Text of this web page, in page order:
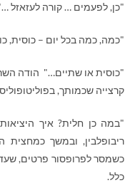
"כן, לפעמים … קורה לעזאזל
"כמה, כמה בכל יום – כוסית,
"כוסית או שתיים…" הודה
קרצייה שכמותך,
"במה כן חלית? איך
ריבופלבין, ובמשך
כשמסר לפרופסור פרטים,
כלל.